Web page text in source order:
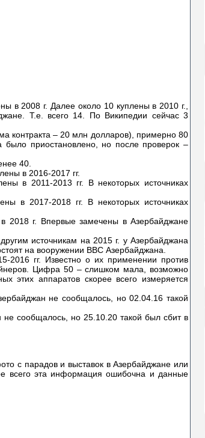
в 2008 г. Далее около 10 куплены в 2010 г.,
Т.е. всего 14. По Википедии сейчас 3
контракта – 20 млн долларов), примерно 80
было приостановлено, но после проверок –
40.
в 2016-2017 гг.
в 2011-2013 гг. В некоторых источниках
в 2017-2018 гг. В некоторых источниках
2018 г. Впервые замечены в Азербайджане
источникам на 2015 г. у Азербайджана
на вооружении ВВС Азербайджана.
2016 гг. Известно о их применении против
Цифра 50 – слишком мала, возможно
этих аппаратов скорее всего измеряется
не сообщалось, но 02.04.16 такой
не сообщалось, но 25.10.20 такой был сбит в
с парадов и выставок в Азербайджане или
всего эта информация ошибочна и данные